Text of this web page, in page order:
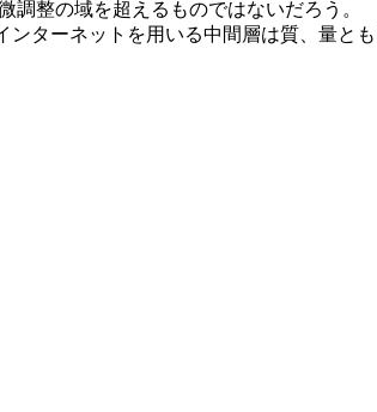
整の域を超えるものではないだろう。
ターネットを用いる中間層は質、量と